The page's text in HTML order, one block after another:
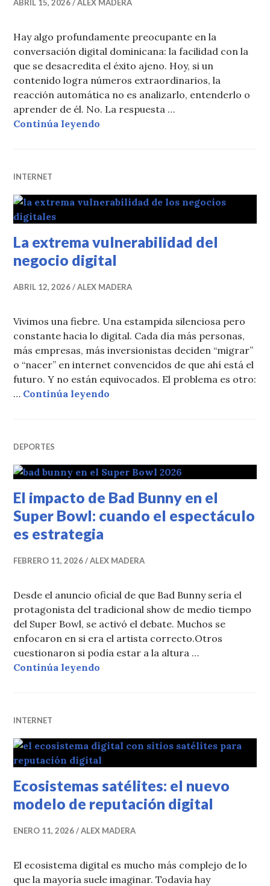
ABRIL 15, 2026 ALEX MADERA
Hay algo profundamente preocupante en la
conversación digital dominicana: la facilidad con la
que se desacredita el éxito ajeno. Hoy, si un
contenido logra números extraordinarios, la
reacción automática no es analizarlo, entenderlo o
aprender de él. No. La respuesta …
Continúa leyendo
INTERNET
La extrema vulnerabilidad del
negocio digital
ABRIL 12, 2026 ALEX MADERA
Vivimos una fiebre. Una estampida silenciosa pero
constante hacia lo digital. Cada día más personas,
más empresas, más inversionistas deciden “migrar”
o “nacer” en internet convencidos de que ahí está el
futuro. Y no están equivocados. El problema es otro:
… Continúa leyendo
DEPORTES
El impacto de Bad Bunny en el
Super Bowl: cuando el espectáculo
es estrategia
FEBRERO 11, 2026 ALEX MADERA
Desde el anuncio oficial de que Bad Bunny sería el
protagonista del tradicional show de medio tiempo
del Super Bowl, se activó el debate. Muchos se
enfocaron en si era el artista correcto.Otros
cuestionaron si podía estar a la altura …
Continúa leyendo
INTERNET
Ecosistemas satélites: el nuevo
modelo de reputación digital
ENERO 11, 2026 ALEX MADERA
El ecosistema digital es mucho más complejo de lo
que la mayoría suele imaginar. Todavía hay